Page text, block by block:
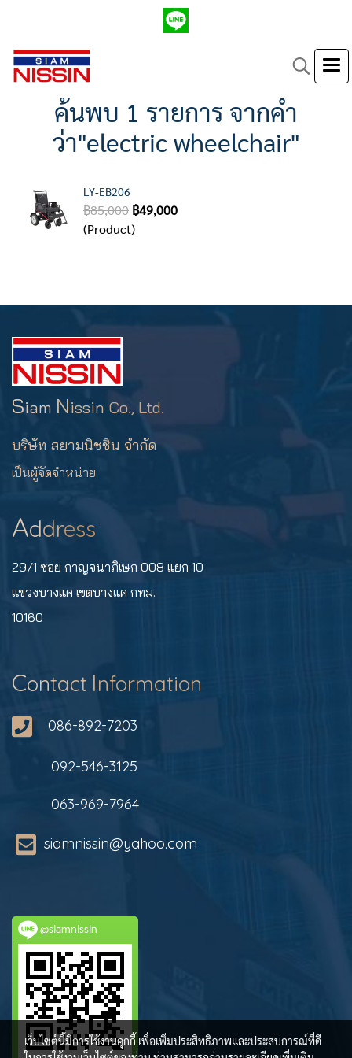
ค้นพบ 1 รายการ จากคำ
ว่า"electric wheelchair"
LY-EB206
฿85,000 ฿49,000
(Product)
Siam Nissin Co., Ltd.
บริษัท สยามนิชชิน จำกัด
เป็นผู้จัดจำหน่าย
Address
29/1 ซอย กาญจนาภิเษก 008 แยก 10
แขวงบางแค เขตบางแค กทม.
10160
Contact Information
086-892-7203
092-546-3125
063-969-7964
siamnissin@yahoo.com
@siamnissin
เว็บไซต์นี้มีการใช้งานคุกกี้ เพื่อเพิ่มประสิทธิภาพและประสบการณ์ที่ดี